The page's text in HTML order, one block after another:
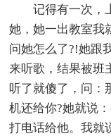
记得有一次，
她，她一出教室我
问她怎么了?!她跟
来听歌，结果被班
听了就傻了，问：
机还给你?她就说
打电话给他。我就